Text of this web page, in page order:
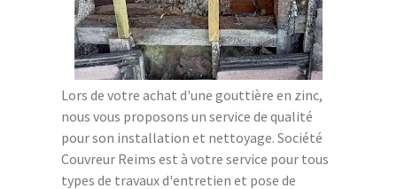
Lors de votre achat d'une gouttière en zinc,
nous vous proposons un service de qualité
pour son installation et nettoyage. Société
Couvreur Reims est à votre service pour tous
types de travaux d'entretien et pose de